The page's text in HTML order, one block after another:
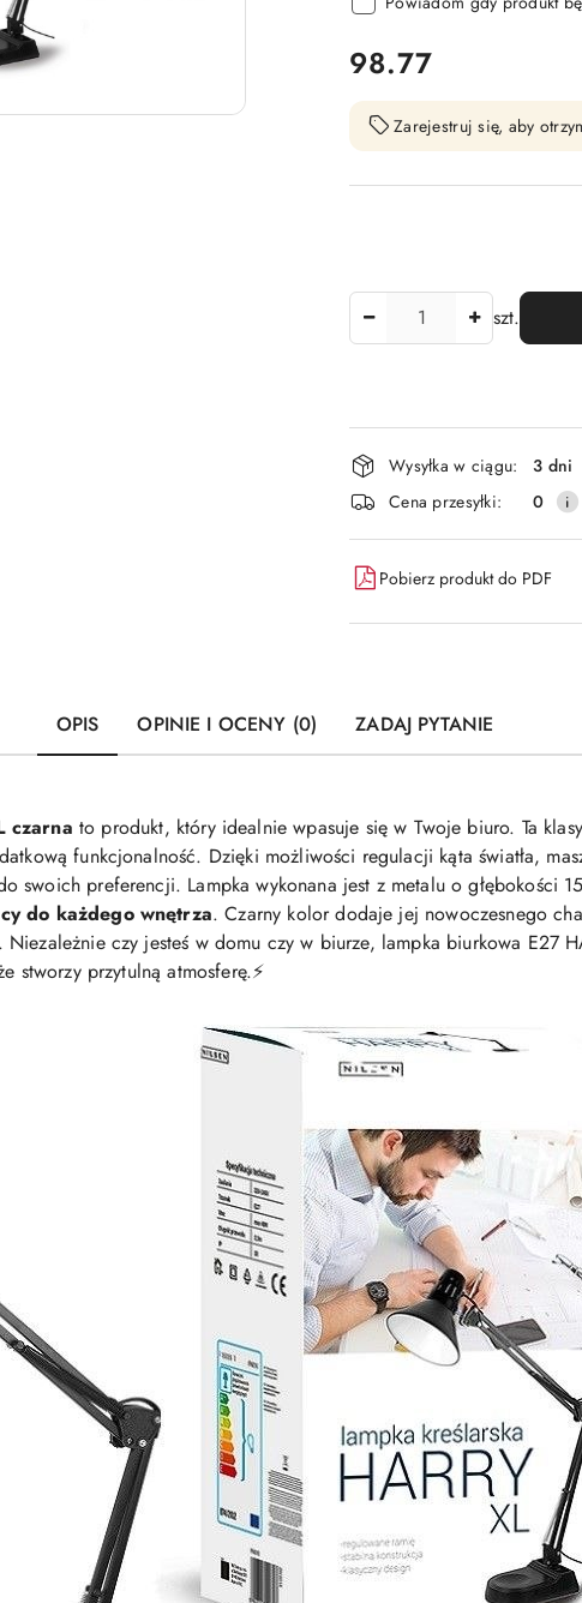
cena:
98.77
Zarejestruj się, aby
szt.
Dostępność
i
dostawa
Wysyłka w ciągu:
3 dni
Cena przesyłki:
0
Pobierz produkt do PDF
OPIS OPINIE I OCENY (0) ZADAJ PYTANIE
czarna to produkt, który idealnie wpasuje się w Twoje biuro. Ta
funkcjonalność. Dzięki możliwości regulacji kąta światła,
swoich preferencji. Lampka wykonana jest z metalu o głębokości
do każdego wnętrza. Czarny kolor dodaje jej nowoczesnego
czy jesteś w domu czy w biurze, lampka biurkowa E27
stworzy przytulną atmosferę.⚡️